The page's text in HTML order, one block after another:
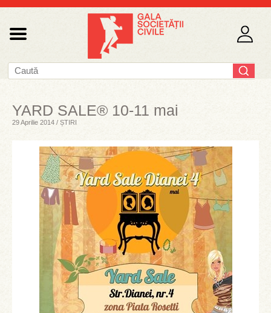
YARD SALE® 10-11 mai
29 Aprilie 2014 / ȘTIRI